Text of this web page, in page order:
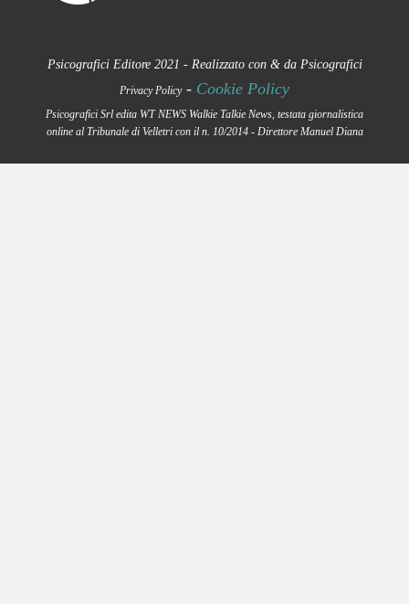
Psicografici Editore 2021 - Realizzato con & da Psicografici
Privacy Policy- Cookie Policy
Psicografici Srl edita WT NEWS Walkie Talkie News, testata giornalistica
online al Tribunale di Velletri con il n. 10/2014 - Direttore Manuel Diana